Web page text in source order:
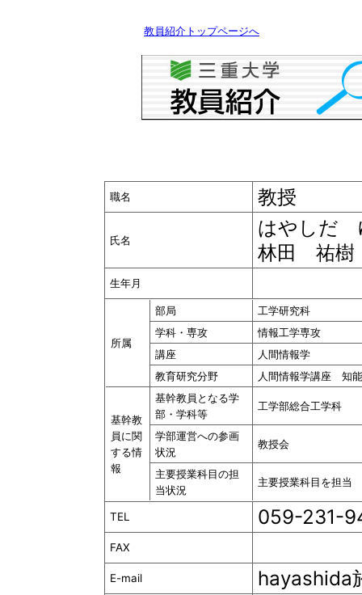
教員紹介トップページへ
職名 教授
氏名
はやしだ
林田 祐樹
生年月
所属
部局
工学研究科
学科・専攻
情報工学専攻
講座
人間情報学
教育研究分野
人間情報学講座 知
基幹教
員に関
する情
報
基幹教員となる学
部・学科等
工学部総合工学科
学部運営への参画
状況
教授会
主要授業科目の担
当状況
主要授業科目を担当
TEL 059-231-
FAX
E-mail hayashida